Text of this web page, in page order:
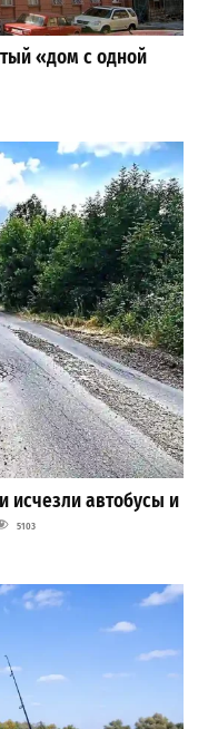
«дом с одной
исчезли автобусы и
5103